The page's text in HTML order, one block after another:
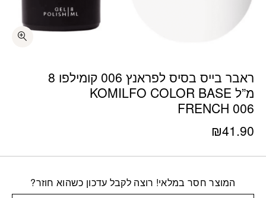
ראבר בייס בסיס לפראנץ 006 קומילפו 8
מ”ל KOMILFO COLOR BASE
FRENCH 006
₪41.90
המוצר חסר במלאי! רוצה לקבל עדכון כשהוא חוזר?